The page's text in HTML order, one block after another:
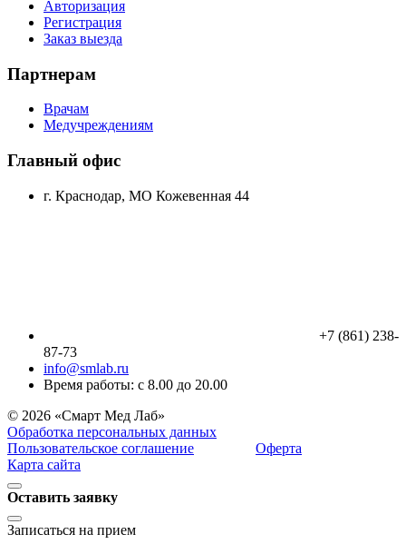
Авторизация
Регистрация
Заказ выезда
Партнерам
Врачам
Медучреждениям
Главный офис
г. Краснодар, МО Кожевенная 44
+7 (861) 238-
87-73
info@smlab.ru
Время работы: с 8.00 до 20.00
© 2026 «Смарт Мед Лаб»
Обработка персональных данных
Пользовательское соглашение
Оферта
Карта сайта
Оставить заявку
Записаться на прием